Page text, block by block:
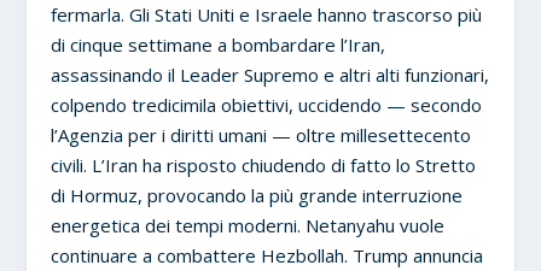
fermarla. Gli Stati Uniti e Israele hanno trascorso più
di cinque settimane a bombardare l’Iran,
assassinando il Leader Supremo e altri alti funzionari,
colpendo tredicimila obiettivi, uccidendo — secondo
l’Agenzia per i diritti umani — oltre millesettecento
civili. L’Iran ha risposto chiudendo di fatto lo Stretto
di Hormuz, provocando la più grande interruzione
energetica dei tempi moderni. Netanyahu vuole
continuare a combattere Hezbollah. Trump annuncia